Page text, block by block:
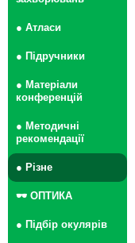
● Атласи
● Підручники
● Матеріали
конференцій
● Методичні
рекомендації
● Різне
🕶 ОПТИКА
● Підбір окулярів